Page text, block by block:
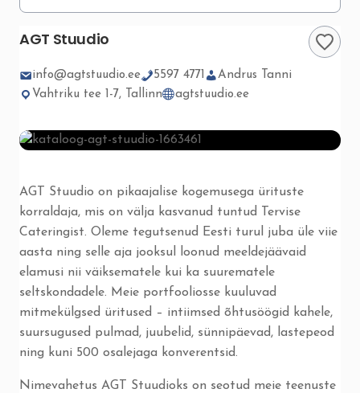
AGT Stuudio
info@agtstuudio.ee 5597 4771
Andrus Tanni
Vahtriku tee 1-7, Tallinn
agtstuudio.ee
AGT Stuudio on pikaajalise kogemusega ürituste
korraldaja, mis on välja kasvanud tuntud Tervise
Cateringist. Oleme tegutsenud Eesti turul juba üle viie
aasta ning selle aja jooksul loonud meeldejäävaid
elamusi nii väiksematele kui ka suurematele
seltskondadele. Meie portfooliosse kuuluvad
mitmekülgsed üritused – intiimsed õhtusöögid kahele,
suursugused pulmad, juubelid, sünnipäevad, lastepeod
ning kuni 500 osalejaga konverentsid.
Nimevahetus AGT Stuudioks on seotud meie teenuste